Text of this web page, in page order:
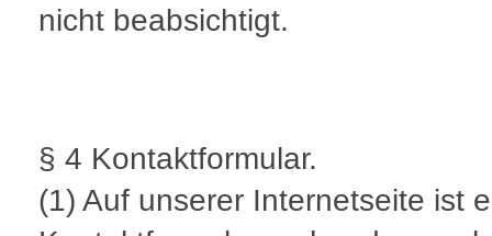
nicht beabsichtigt.
§ 4 Kontaktformular.
(1) Auf unserer Internetseite ist